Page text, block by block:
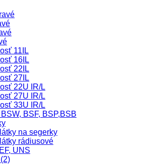
11IL
16IL
22IL
27IL
22U IR/L
27U IR/L
33U IR/L
BSF, BSP,BSB
na segerky
rádiusové
UNS